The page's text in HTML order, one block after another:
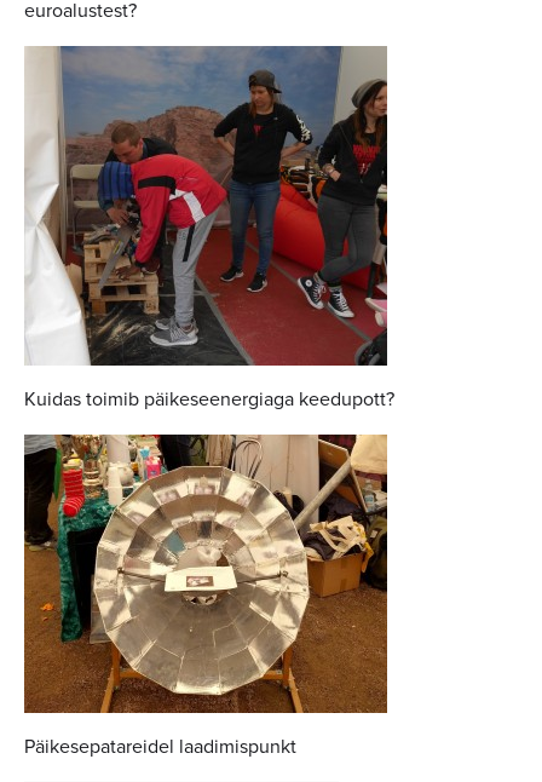
euroalustest?
Kuidas toimib päikeseenergiaga keedupott?
Päikesepatareidel laadimispunkt